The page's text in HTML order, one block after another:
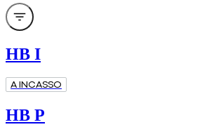
HB I
A INCASSO
HB P